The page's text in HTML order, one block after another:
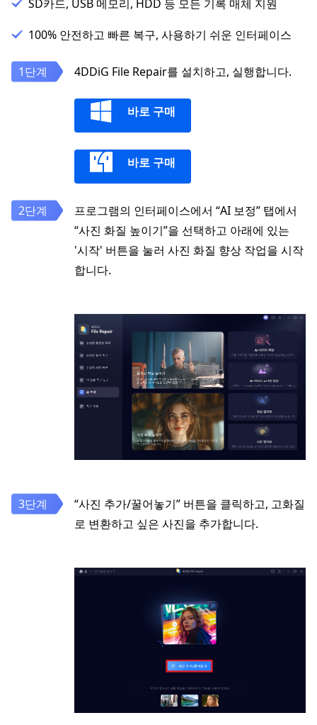
SD카드, USB 메모리, HDD 등 모든 기록 매체 지원
100% 안전하고 빠른 복구, 사용하기 쉬운 인터페이스
4DDiG File Repair를 설치하고, 실행합니다.
바로 구매
바로 구매
프로그램의 인터페이스에서 “AI 보정” 탭에서
“사진 화질 높이기”을 선택하고 아래에 있는
'시작' 버튼을 눌러 사진 화질 향상 작업을 시작
합니다.
“사진 추가/꿀어놓기” 버튼을 클릭하고, 고화질
로 변환하고 싶은 사진을 추가합니다.